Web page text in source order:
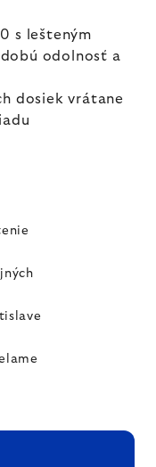
s lešteným
odolnosť a
dosiek vrátane